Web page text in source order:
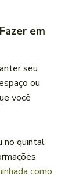
em
seu
ou
você
no quintal
como